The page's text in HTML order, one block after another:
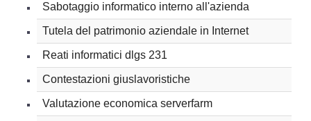
Sabotaggio informatico interno all'azienda
Tutela del patrimonio aziendale in Internet
Reati informatici dlgs 231
Contestazioni giuslavoristiche
Valutazione economica serverfarm